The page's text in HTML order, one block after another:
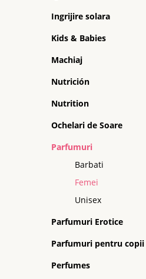
Ingrijire solara
Kids & Babies
Machiaj
Nutrición
Nutrition
Ochelari de Soare
Parfumuri
Barbati
Femei
Unisex
Parfumuri Erotice
Parfumuri pentru copii
Perfumes